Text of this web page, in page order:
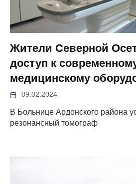
Жители Северной
доступ к
медицинскому
09.02.2024
В Больнице Ардонского района
резонансный томограф